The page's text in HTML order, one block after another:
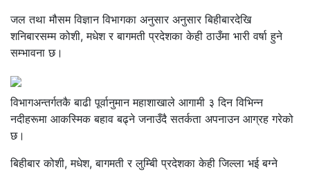
जल तथा मौसम विज्ञान विभागका अनुसार अनुसार बिहीबारदेखि
शनिबारसम्म कोशी, मधेश र बागमती प्रदेशका केही ठाउँमा भारी वर्षा हुने
सम्भावना छ।
विभागअन्तर्गतकै बाढी पूर्वानुमान महाशाखाले आगामी ३ दिन विभिन्न
नदीहरूमा आकस्मिक बहाव बढ्ने जनाउँदै सतर्कता अपनाउन आग्रह गरेको
छ।
बिहीबार कोशी, मधेश, बागमती र लुम्बिी प्रदेशका केही जिल्ला भई बग्ने